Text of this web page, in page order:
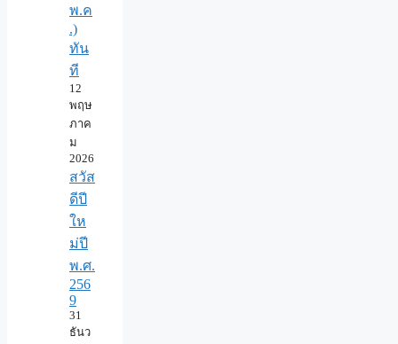
พ.ค
.)
ทัน
ที
12
พฤษ
ภาค
ม
2026
สวัส
ดีปี
ให
ม่ปี
พ.ศ.
256
9
31
ธันว